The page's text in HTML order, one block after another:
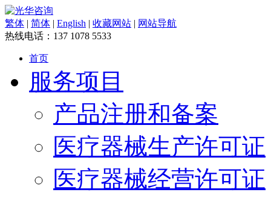
繁体 | 简体 | English | 收藏网站 | 网站导航
热线电话： 137 1078 5533
首页
服务项目
产品注册和备案
医疗器械生产许可证
医疗器械经营许可证